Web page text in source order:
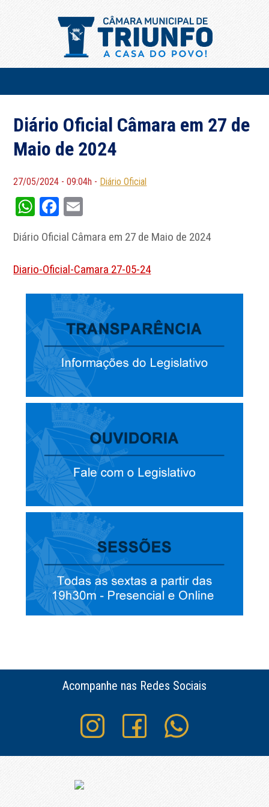
Diário Oficial Câmara em 27 de
Maio de 2024
27/05/2024 - 09:04h - Diário Oficial
WhatsApp
Facebook
Diário Oficial Câmara em 27 de Maio de 2024
Diario-Oficial-Camara 27-05-24
Acompanhe nas Redes Sociais